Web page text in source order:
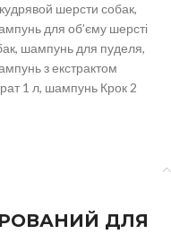
шерсти собак,
для об’єму шерсті
, шампунь для пуделя,
з екстрактом
1 л, шампунь Крок 2
ДЛЯ